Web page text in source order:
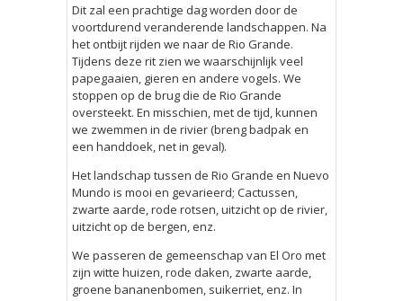
Dit zal een prachtige dag worden door de
voortdurend veranderende landschappen. Na
het ontbijt rijden we naar de Rio Grande.
Tijdens deze rit zien we waarschijnlijk veel
papegaaien, gieren en andere vogels. We
stoppen op de brug die de Rio Grande
oversteekt. En misschien, met de tijd, kunnen
we zwemmen in de rivier (breng badpak en
een handdoek, net in geval).
Het landschap tussen de Rio Grande en Nuevo
Mundo is mooi en gevarieerd; Cactussen,
zwarte aarde, rode rotsen, uitzicht op de rivier,
uitzicht op de bergen, enz.
We passeren de gemeenschap van El Oro met
zijn witte huizen, rode daken, zwarte aarde,
groene bananenbomen, suikerriet, enz. In